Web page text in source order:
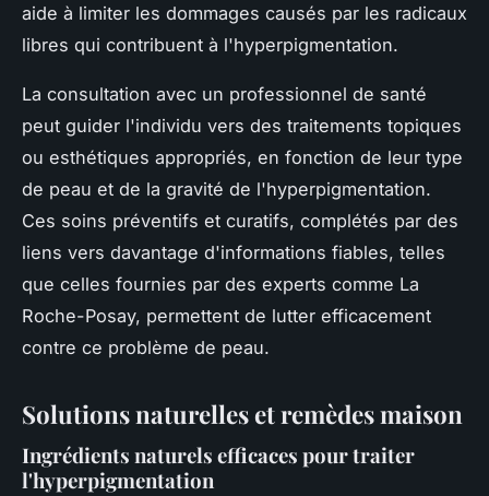
aide à limiter les dommages causés par les radicaux
libres qui contribuent à l'hyperpigmentation.
La consultation avec un professionnel de santé
peut guider l'individu vers des traitements topiques
ou esthétiques appropriés, en fonction de leur type
de peau et de la gravité de l'hyperpigmentation.
Ces soins préventifs et curatifs, complétés par des
liens vers davantage d'informations fiables, telles
que celles fournies par des experts comme La
Roche-Posay, permettent de lutter efficacement
contre ce problème de peau.
Solutions naturelles et remèdes maison
Ingrédients naturels efficaces pour traiter
l'hyperpigmentation